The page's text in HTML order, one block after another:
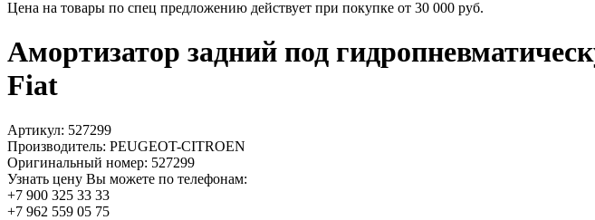
Цена на товары по спец предложению действует при покупке от 30 000 руб.
Амортизатор задний под
Fiat
Артикул: 527299
Производитель: PEUGEOT-CITROEN
Оригинальный номер: 527299
Узнать цену Вы можете по телефонам:
+7 900 325 33 33
+7 962 559 05 75